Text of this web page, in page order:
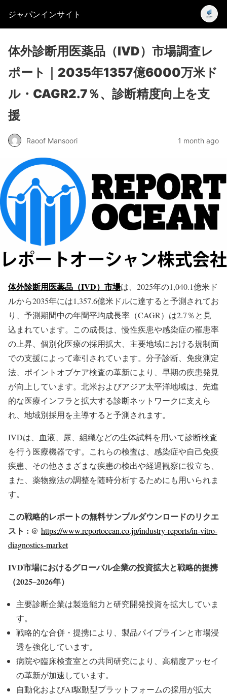
ジャパンインサイト
体外診断用医薬品（IVD）市場調査レ
ポート｜2035年1357億6000万米ド
ル・CAGR2.7％、診断精度向上を支
援
Raoof Mansoori 1 month ago
体外診断用医薬品（IVD）市場は、2025年の1,040.1億米ド
ルから2035年には1,357.6億米ドルに達すると予測されてお
り、予測期間中の年間平均成長率（CAGR）は2.7％と見
込まれています。この成長は、慢性疾患や感染症の罹患率
の上昇、個別化医療の採用拡大、主要地域における規制面
での支援によって牽引されています。分子診断、免疫測定
法、ポイントオブケア検査の革新により、早期の疾患発見
が向上しています。北米およびアジア太平洋地域は、先進
的な医療インフラと拡大する診断ネットワークに支えら
れ、地域別採用を主導すると予測されます。
IVDは、血液、尿、組織などの生体試料を用いて診断検査
を行う医療機器です。これらの検査は、感染症や自己免疫
疾患、その他さまざまな疾患の検出や経過観察に役立ち、
また、薬物療法の調整を随時分析するためにも用いられま
す。
この戦略的レポートの無料サンプルダウンロードのリクエ
スト : @ https://www.reportocean.co.jp/industry-reports/in-vitro-
diagnostics-market
IVD市場におけるグローバル企業の投資拡大と戦略的提携
（2025–2026年）
主要診断企業は製造能力と研究開発投資を拡大していま
す。
戦略的な合併・提携により、製品パイプラインと市場浸
透を強化しています。
病院や臨床検査室との共同研究により、高精度アッセイ
の革新が加速しています。
自動化およびAI駆動型プラットフォームの採用が拡大